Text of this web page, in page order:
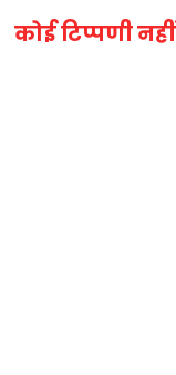
कोई टिप्पणी नहीं